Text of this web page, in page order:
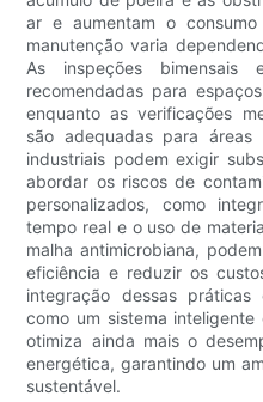
ar e aumentam o
manutenção varia
As inspeções
recomendadas para
enquanto as verificações
são adequadas para áreas
industriais podem exigir
abordar os riscos de
personalizados, como
tempo real e o uso de
malha antimicrobiana,
eficiência e reduzir os
integração dessas
como um sistema
otimiza ainda mais o
energética, garantindo um
sustentável.